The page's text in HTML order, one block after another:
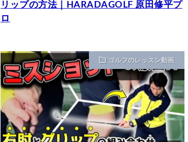
リップの方法｜HARADAGOLF 原田修平プ
ロ
ゴルフのレッスン動画